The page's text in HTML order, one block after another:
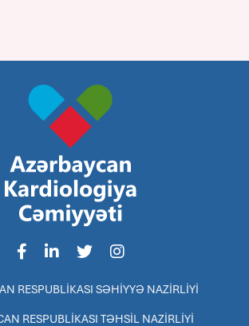
RESPUBLİKASI SƏHİYYƏ NAZİRLİYİ
RESPUBLİKASI TƏHSİL NAZİRLİYİ